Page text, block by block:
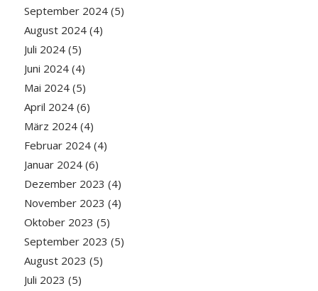
September 2024(5)
August 2024(4)
Juli 2024(5)
Juni 2024(4)
Mai 2024(5)
April 2024(6)
März 2024(4)
Februar 2024(4)
Januar 2024(6)
Dezember 2023 (4)
November 2023 (4)
Oktober 2023 (5)
September 2023 (5)
August 2023 (5)
Juli 2023 (5)